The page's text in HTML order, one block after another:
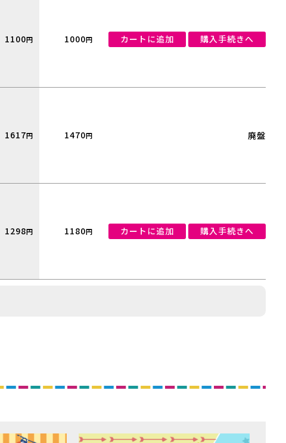
1100円 1000円 カートに追加 購入手続きへ
1617円 1470円 廃盤
1298円 1180円 カートに追加 購入手続きへ